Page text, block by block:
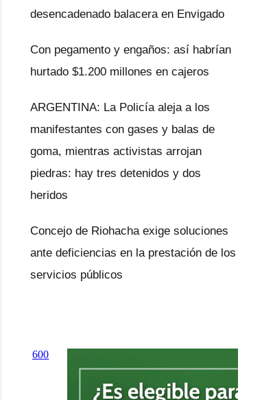
desencadenado balacera en Envigado
Con pegamento y engaños: así habrían
hurtado $1.200 millones en cajeros
ARGENTINA: La Policía aleja a los
manifestantes con gases y balas de
goma, mientras activistas arrojan
piedras: hay tres detenidos y dos
heridos
Concejo de Riohacha exige soluciones
ante deficiencias en la prestación de los
servicios públicos